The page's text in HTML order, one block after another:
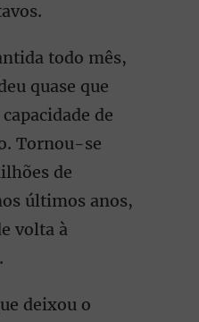
todo mês,
quase que
de
Tornou-se
de
últimos anos,
volta à
deixou o